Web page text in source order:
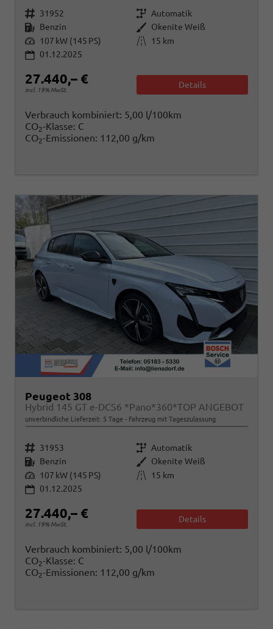
Fahrzeugnr. 31952 Getriebe Automatik
Kraftstoff Benzin Außenfarbe Okenite Weiß
Leistung 107 kW (145 PS) Kilometerstand
15 km
01.12.2025
27.440,– €
incl. 19% MwSt.
Details
Verbrauch kombiniert: 5,00 l/100km
CO2-Klasse: C
CO2-Emissionen: 112,00 g/km
Peugeot 308
Hybrid 145 GT e-DCS6 *Pano*360*TOP ANGEBOT
unverbindliche Lieferzeit: 5 Tage Fahrzeug mit Tageszulassung
Fahrzeugnr. 31953 Getriebe Automatik
Kraftstoff Benzin Außenfarbe Okenite Weiß
Leistung 107 kW (145 PS) Kilometerstand
15 km
01.12.2025
27.440,– €
incl. 19% MwSt.
Details
Verbrauch kombiniert: 5,00 l/100km
CO2-Klasse: C
CO2-Emissionen: 112,00 g/km